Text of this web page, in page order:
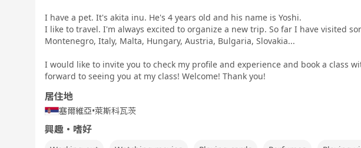
5分鐘討論 商務英語會話兒童 - 基本的 兒童 - 繪本的 兒童 - 以遊戲
Free Talk
I have a pet. It's akita inu. He's 4 years old and his name is Yoshi.
I like to travel. I'm always excited to organize a new trip. So far I have visited
Montenegro, Italy, Malta, Hungary, Austria, Bulgaria, Slovakia...
I would like to invite you to check my profile and experience and book a class
forward to seeing you at my class! Welcome! Thank you!
居住地
塞爾維亞•萊斯科瓦茨
興趣・嗜好